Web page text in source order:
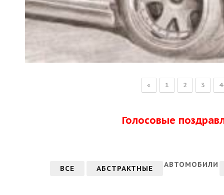
« 1 2 3 4
Голосовые
ВСЕ АБСТРАКТНЫЕ АВТОМОБИЛИ